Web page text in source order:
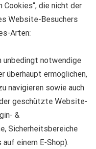
Cookies“, die nicht der
Website-Besuchers
Arten:
unbedingt notwendige
überhaupt ermöglichen,
navigieren sowie auch
geschützte Website-
&
Sicherheitsbereiche
einem E-Shop).